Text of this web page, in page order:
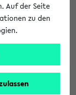
einer
Sie hier
Auf der Seite
zu den